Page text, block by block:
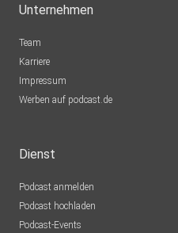
Unternehmen
Team
Karriere
Impressum
Werben auf podcast.de
Dienst
Podcast anmelden
Podcast hochladen
Podcast-Events